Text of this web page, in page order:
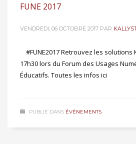
FUNE 2017
VENDREDI, 06 OCTOBRE 2017 PAR
#FUNE2017 Retrouvez les solutions
17h30 lors du Forum des Usages
Éducatifs. Toutes les infos ici
PUBLIÉ DANS ÉVÉNEMENTS